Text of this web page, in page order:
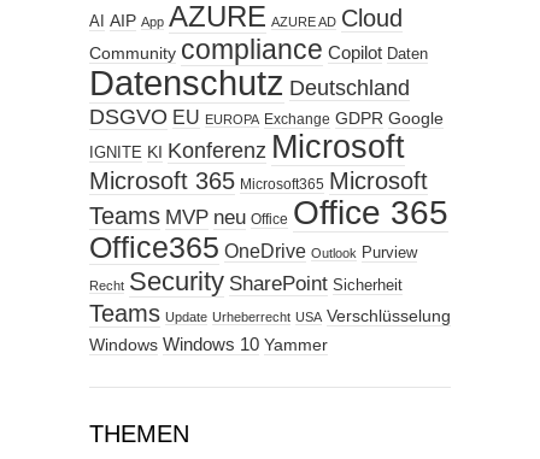
AI AIP App AZURE AZURE AD Cloud
Community compliance Copilot Daten
Datenschutz Deutschland
DSGVO EU EUROPA Exchange GDPR Google
IGNITE KI Konferenz Microsoft
Microsoft 365 Microsoft365 Microsoft
Teams MVP neu Office Office 365
Office365 OneDrive Outlook Purview
Recht Security SharePoint Sicherheit
Teams Update Urheberrecht USA Verschlüsselung
Windows Windows 10 Yammer
THEMEN